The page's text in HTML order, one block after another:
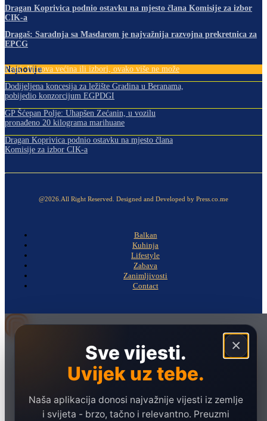
Dragan Koprivica podnio ostavku na mjesto člana Komisije za izbor
CIK-a
Dragaš: Saradnja sa Masdarom je najvažnija razvojna prekretnica za
EPCG
Najnovije
Perić: Ili nova većina ili izbori, ovako više ne može
Dodijeljena koncesija za ležište Gradina u Beranama,
pobijedio konzorcijum EGPDGI
GP Šćepan Polje: Uhapšen Zećanin, u vozilu
pronađeno 20 kilograma marihuane
Dragan Koprivica podnio ostavku na mjesto člana
Komisije za izbor CIK-a
@2026.All Right Reserved. Designed and Developed by Press.co.me
Balkan
Kuhinja
Lifestyle
Zabava
Zanimljivosti
Contact
×
Sve vijesti.
Uvijek uz tebe.
Naša aplikacija donosi najvažnije vijesti iz zemlje
i svijeta - brzo, tačno i relevantno. Preuzmi
Hronika